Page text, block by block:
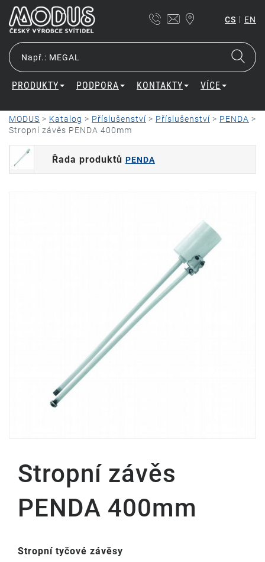
CS | EN
PRODUKTY PODPORA KONTAKTY VÍCE
MODUS > Katalog > Příslušenství > Příslušenství > PENDA >
Stropní závěs PENDA 400mm
Řada produktů PENDA
Stropní závěs
PENDA 400mm
Stropní tyčové závěsy